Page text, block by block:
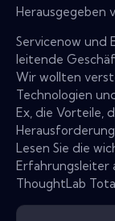
Herausgegeben
Servicenow und
leitende
Wir wollten
Technologien
Ex, die Vorteile,
Lesen Sie die
Erfahrungsleiter
ThoughtLab